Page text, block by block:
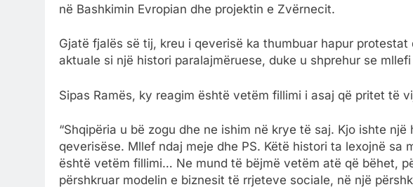
në Bashkimin Evropian dhe projektin e Zvërnecit.
Gjatë fjalës së tij, kreu i qeverisë ka thumbuar hapur
aktuale si një histori paralajmëruese, duke u shprehur se
Sipas Ramës, ky reagim është vetëm fillimi i asaj që pritet të
“Shqipëria u bë zogu dhe ne ishim në krye të saj. Kjo ishte
qeverisëse. Mllef ndaj meje dhe PS. Këtë histori ta lexojnë
është vetëm fillimi… Ne mund të bëjmë vetëm atë që bëhet,
përshkruar modelin e biznesit të rrjeteve sociale, në një